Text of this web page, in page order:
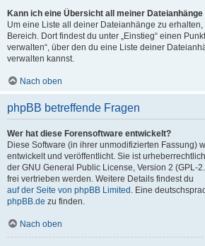
Kann ich eine Übersicht all meiner
Um eine Liste all deiner Dateianhänge zu
Bereich. Dort findest du unter „Einstieg“ einen
verwalten“, über den du eine Liste deiner
verwalten kannst.
Nach oben
phpBB betreffende Fragen
Wer hat diese Forensoftware entwickelt?
Diese Software (in ihrer unmodifizierten Fassung)
entwickelt und veröffentlicht. Sie ist
der GNU General Public License, Version 2 (GPL-
frei vertrieben werden. Weitere Details findest du
auf der Seite von phpBB Limited . Eine
phpBB.de zu finden.
Nach oben